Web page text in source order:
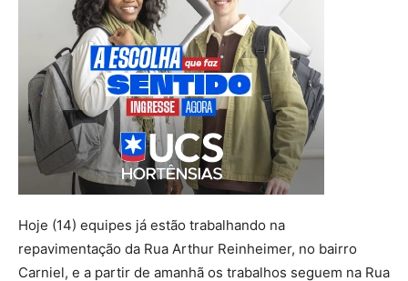
Hoje (14) equipes já estão trabalhando na
repavimentação da Rua Arthur Reinheimer, no bairro
Carniel, e a partir de amanhã os trabalhos seguem na Rua